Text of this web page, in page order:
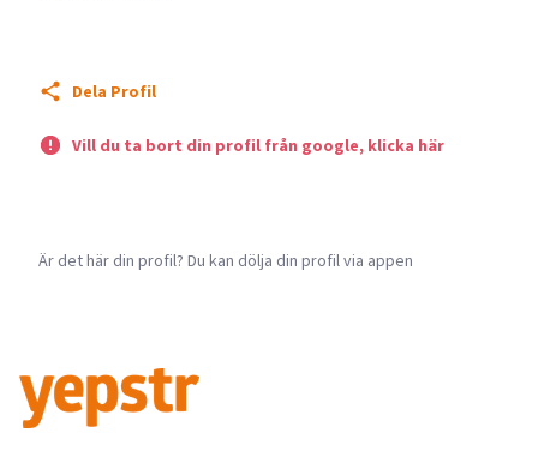
Dela Profil
Vill du ta bort din profil från google, klicka här
Är det här din profil? Du kan dölja din profil via appen